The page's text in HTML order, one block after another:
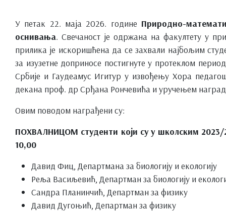
У петак 22. маја 2026. године Природно-
оснивања. Свечаност је одржана на факултету у
прилика је искоришћена да се захвали најбољим
за изузетне доприносе постигнуте у протеклом
Србије и Гаудеамус Игитур у извођењу Хора
декана проф. др Срђана Рончевића и уручењем
Овим поводом награђени су:
ПОХВАЛНИЦОМ студенти који су у школским
10,00
Давид Фиц, Департмана за биологију и екологију
Реља Васиљевић, Департман за биологију и
Сандра Планинчић, Департман за физику
Давид Дугоњић, Департман за физику